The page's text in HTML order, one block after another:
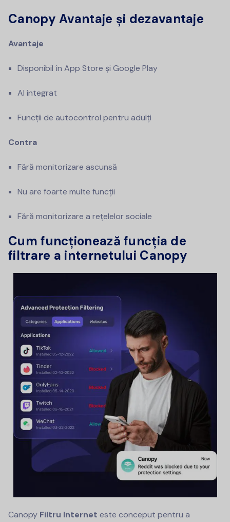
Canopy Avantaje și dezavantaje
Avantaje
Disponibil în App Store și Google Play
AI integrat
Funcții de autocontrol pentru adulți
Contra
Fără monitorizare ascunsă
Nu are foarte multe funcții
Fără monitorizare a rețelelor sociale
Cum funcționează funcția de
filtrare a internetului Canopy
Canopy Filtru Internet este conceput pentru a